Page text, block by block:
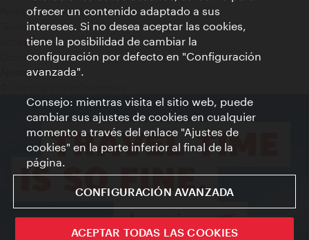
Política de privacidad de datos
Terms of Use
Accesibilidad
Contacto para la prensa
Ajustes de cookie
ofrecer un contenido adaptado a sus
intereses. Si no desea aceptar las cookies,
tiene la posibilidad de cambiar la
configuración por defecto en "Configuración
avanzada".
Consejo: mientras visita el sitio web, puede
cambiar sus ajustes de cookies en cualquier
momento a través del enlace "Ajustes de
cookies" en la parte inferior al final de la
página.
CONFIGURACIÓN AVANZADA
ACEPTAR TODAS LAS COOKIES